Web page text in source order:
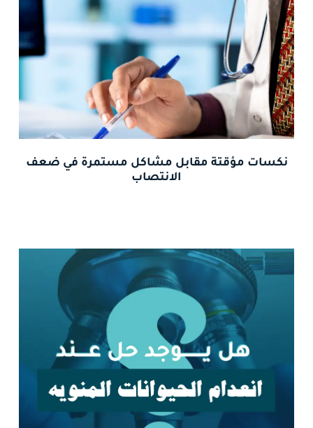
نكسات مؤقتة مقابل مشاكل مستمرة في ضعف
الانتصاب